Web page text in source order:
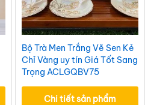
Bộ Trà Men Trắng Vẽ Sen Kẻ
Chỉ Vàng uy tín Giá Tốt Sang
Trọng ACLGQBV75
Chi tiết sản phẩm